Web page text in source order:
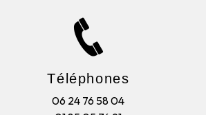
Téléphones
06 24 76 58 04